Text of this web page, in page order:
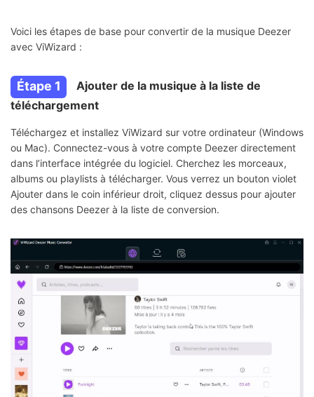
Voici les étapes de base pour convertir de la musique Deezer
avec ViWizard :
Étape 1
Ajouter de la musique à la liste de
téléchargement
Téléchargez et installez ViWizard sur votre ordinateur (Windows
ou Mac). Connectez-vous à votre compte Deezer directement
dans l’interface intégrée du logiciel. Cherchez les morceaux,
albums ou playlists à télécharger. Vous verrez un bouton violet
Ajouter dans le coin inférieur droit, cliquez dessus pour ajouter
des chansons Deezer à la liste de conversion.